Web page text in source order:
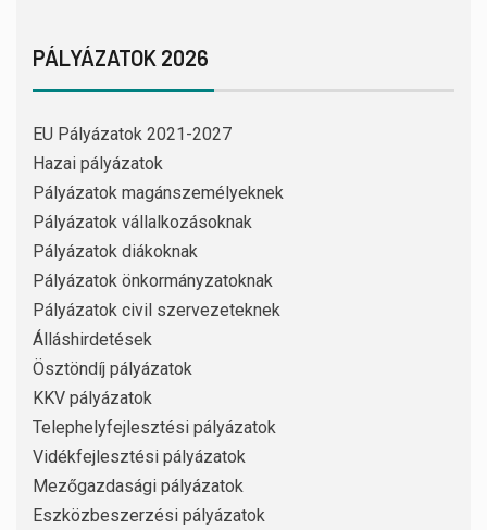
PÁLYÁZATOK 2026
EU Pályázatok 2021-2027
Hazai pályázatok
Pályázatok magánszemélyeknek
Pályázatok vállalkozásoknak
Pályázatok diákoknak
Pályázatok önkormányzatoknak
Pályázatok civil szervezeteknek
Álláshirdetések
Ösztöndíj pályázatok
KKV pályázatok
Telephelyfejlesztési pályázatok
Vidékfejlesztési pályázatok
Mezőgazdasági pályázatok
Eszközbeszerzési pályázatok